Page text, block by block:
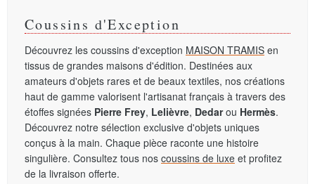
Coussins d'Exception
Découvrez les coussins d'exception MAISON TRAMIS en
tissus de grandes maisons d'édition. Destinées aux
amateurs d'objets rares et de beaux textiles, nos créations
haut de gamme valorisent l'artisanat français à travers des
étoffes signées Pierre Frey, Lelièvre, Dedarou Hermès.
Découvrez notre sélection exclusive d'objets uniques
conçus à la main. Chaque pièce raconte une histoire
singulière. Consultez tous nos coussins de luxe et profitez
de la livraison offerte.